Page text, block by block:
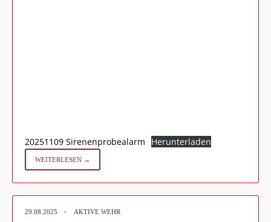
20251109 Sirenenprobealarm Herunterladen
WEITERLESEN →
29.08.2025 • AKTIVE WEHR